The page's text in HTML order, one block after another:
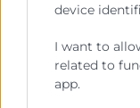
device
I want to
related to
app.
La Cámara de
distintas a esta
Comercio de València.
La Cámara de